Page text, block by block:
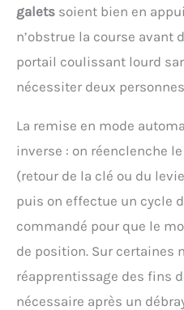
galets soient bien en
n’obstrue la course avant
portail coulissant lourd
nécessiter deux
La remise en mode
inverse : on réenclenche
(retour de la clé ou du
puis on effectue un cycle
commandé pour que le
de position. Sur certaines
réapprentissage des fins
nécessaire après un